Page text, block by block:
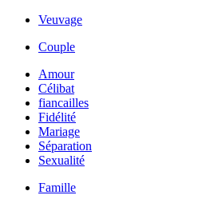
Veuvage
Couple
Amour
Célibat
fiancailles
Fidélité
Mariage
Séparation
Sexualité
Famille